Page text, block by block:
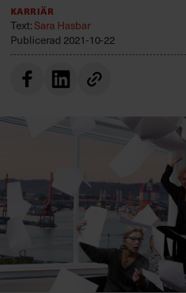
Logga in
Prenumerera
Sök
efter:
Karriär
Text:Sara Hasbar
Publicerad 2021-10-22